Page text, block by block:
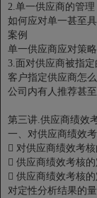
2.单一供应商的管理
如何应对单一甚至
案例
单一供应商应对策略
3.面对供应商被指
客户指定供应商怎么
公司内有人推荐甚
第三讲.供应商绩效
一、对供应商绩效
 对供应商绩效考
 供应商绩效考核
 供应商绩效考核
对定性分析结果的